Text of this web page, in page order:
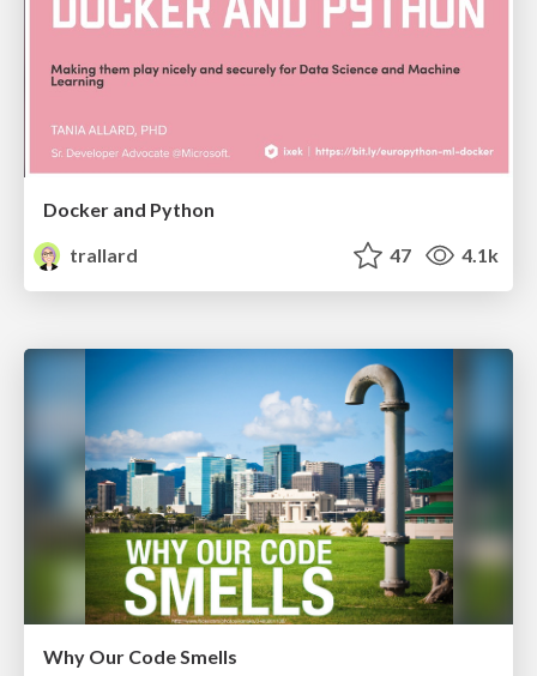
Docker and Python
trallard
47 4.1k
Why Our Code Smells